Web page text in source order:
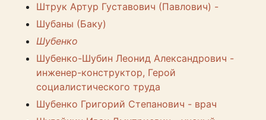
Штрук Артур Густавович (Павлович) -
Шубаны (Баку)
Шубенко
Шубенко-Шубин Леонид Александрович -
инженер-конструктор, Герой
социалистического труда
Шубенко Григорий Степанович - врач